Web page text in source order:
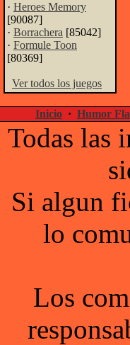
· Heroes Memory
[90087]
· Borrachera [85042]
· Formule Toon
[80369]
Ver todos los juegos
Inicio · Humor
Todas las
Si algun
lo
Los